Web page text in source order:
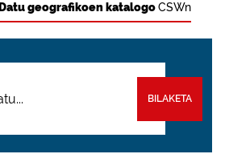
Datu geografikoen katalogoCSWn
BILAKETA